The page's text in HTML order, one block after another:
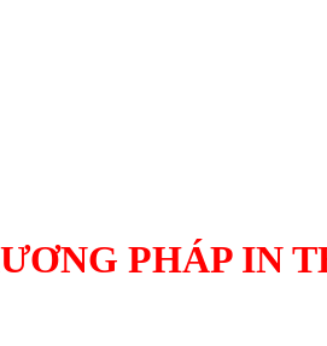
PHÁP IN